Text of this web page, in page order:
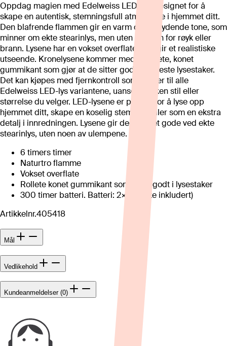
Oppdag magien med Edelweiss LED-lys, designet for å
skape en autentisk, stemningsfull atmosfære i hjemmet ditt.
Den blafrende flammen gir en varm og innbydende tone, som
minner om ekte stearinlys, men uten risikoen for røyk eller
brann. Lysene har en vokset overflate som gir et realistiske
utseende. Kronelysene kommer med en rillete, konet
gummikant som gjør at de sitter godt i de fleste lysestaker.
Det kan kjøpes med fjernkontroll som passer til alle
Edelweiss LED-lys variantene, uansett hvilken stil eller
størrelse du velger. LED-lysene er perfekt for å lyse opp
hjemmet ditt, skape en koselig stemning eller som en ekstra
detalj i innredningen. Lysene gir deg alt det gode ved ekte
stearinlys, uten noen av ulempene.
6 timers timer
Naturtro flamme
Vokset overflate
Rollete konet gummikant som sitter godt i lysestaker
300 timer batteri. Batteri: 2×AA (ikke inkludert)
Artikkelnr.405418
Mål
Vedlikehold
Kundeanmeldelser (0)